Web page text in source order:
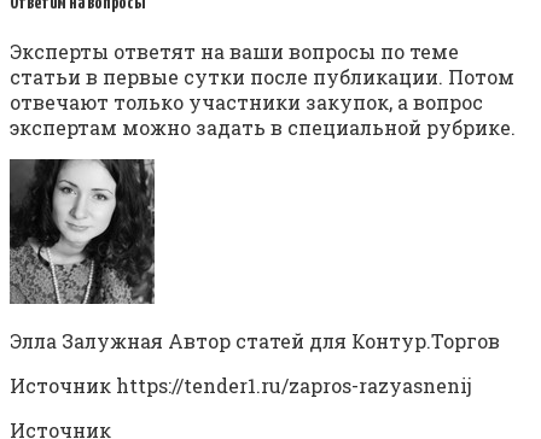
Эксперты ответят на ваши вопросы по теме
статьи в первые сутки после публикации. Потом
отвечают только участники закупок, а вопрос
экспертам можно задать в специальной рубрике.
Элла Залужная Автор статей для Контур.Торгов
Источник https://tender1.ru/zapros-razyasnenij
Источник